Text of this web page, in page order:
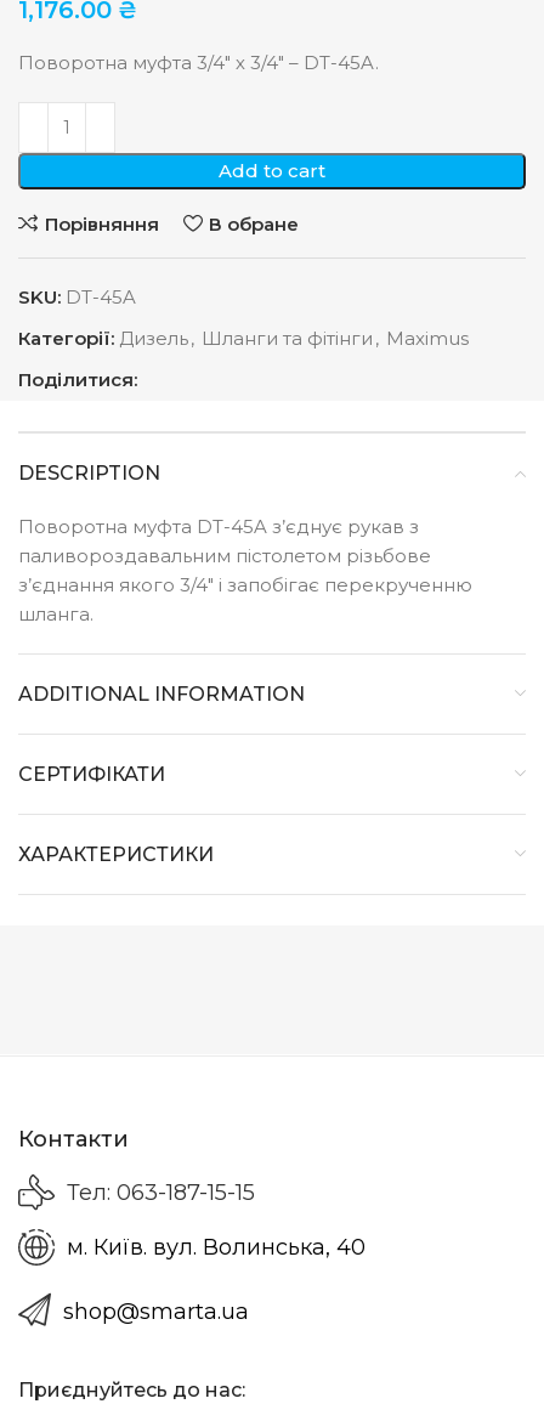
1,176.00 ₴
Поворотна муфта 3/4″ х 3/4″ – DT-45A.
Add to cart
Порівняння В обране
SKU: DT-45A
Категорії: Дизель, Шланги та фітінги , Maximus
Поділитися:
DESCRIPTION
Поворотна муфта DT-45A з’єднує рукав з
паливороздавальним пістолетом різьбове
з’єднання якого 3/4″ і запобігає перекрученню
шланга.
ADDITIONAL INFORMATION
СЕРТИФІКАТИ
ХАРАКТЕРИСТИКИ
Контакти
Тел: 063-187-15-15
м. Київ. вул. Волинська, 40
shop@smarta.ua
Приєднуйтесь до нас: